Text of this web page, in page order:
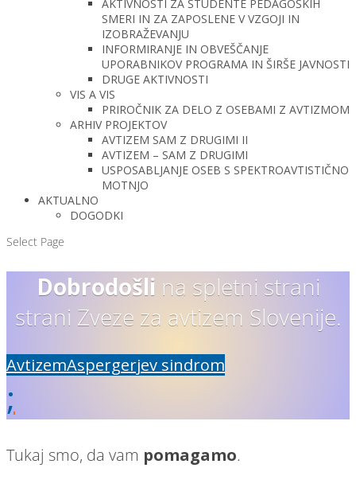
AKTIVNOSTI ZA ŠTUDENTE PEDAGOŠKIH
SMERI IN ZA ZAPOSLENE V VZGOJI IN
IZOBRAŽEVANJU
INFORMIRANJE IN OBVEŠČANJE
UPORABNIKOV PROGRAMA IN ŠIRŠE JAVNOSTI
DRUGE AKTIVNOSTI
VIS A VIS
PRIROČNIK ZA DELO Z OSEBAMI Z AVTIZMOM
ARHIV PROJEKTOV
AVTIZEM SAM Z DRUGIMI II
AVTIZEM – SAM Z DRUGIMI
USPOSABLJANJE OSEB S SPEKTROAVTISTIČNO
MOTNJO
AKTUALNO
DOGODKI
Select Page
Dobrodošli na spletni strani
strani Zveze za avtizem Slovenije.
AvtizemAspergerjev sindrom
;
Tukaj smo, da vam pomagamo.